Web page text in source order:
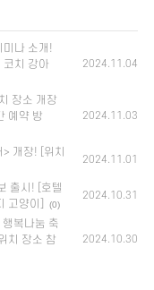
나 소개!
코치 강아
2024.11.04
장소 개장
예약 방
2024.11.03
개장! [위치
2024.11.01
출시! [호텔
고양이]
(0)
2024.10.31
복나눔 축
치 장소 참
2024.10.30